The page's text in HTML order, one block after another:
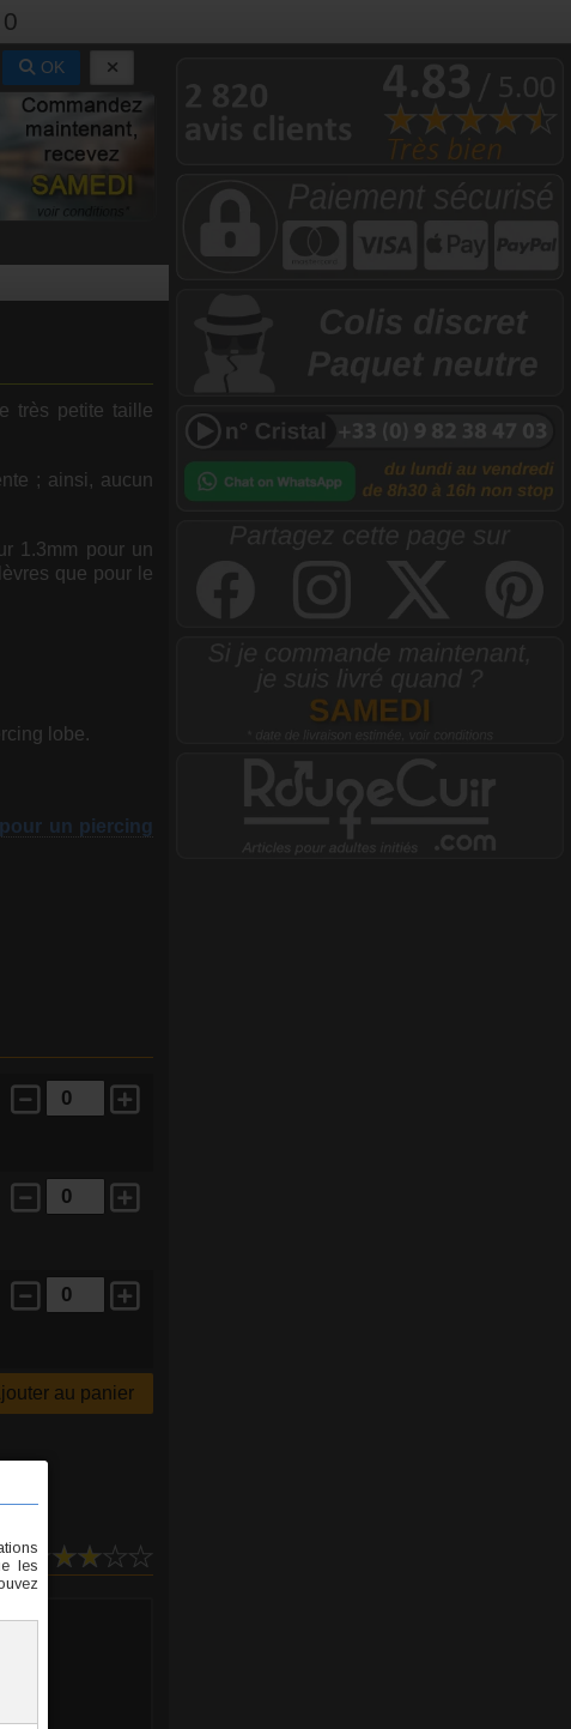
0
OK
très petite taille
; ainsi, aucun
1.3mm pour un
que pour le
lobe.
un piercing
au panier